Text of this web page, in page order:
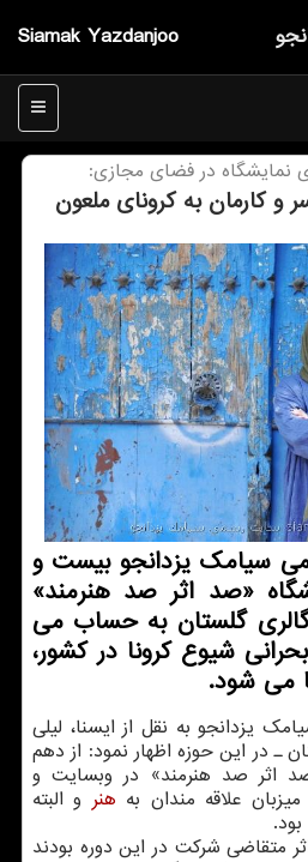
Siamak Yazdanjoo
منو
نمایشگاه در فضای مجازی:
كارمان به كرونای ملعون
سیامك یزدانجو بیست و
«صد اثر صد هنرمند»
گالری گلستان به حساب می
شیوع كرونا در كشور،
می شود.
یزدانجو به نقل از ایسنا، لیلی
ـ در این حوزه اظهار نمود: از دهم
اثر صد هنرمند» در وبسایت و
علاقه مندان به هنر و البته
کرد که ۷۱۳ اثر متقاضی شرکت در این دوره بودند